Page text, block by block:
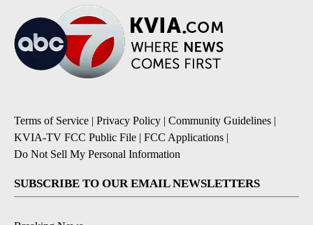
Terms of Service | Privacy Policy | Community Guidelines |
KVIA-TV FCC Public File | FCC Applications |
Do Not Sell My Personal Information
SUBSCRIBE TO OUR EMAIL NEWSLETTERS